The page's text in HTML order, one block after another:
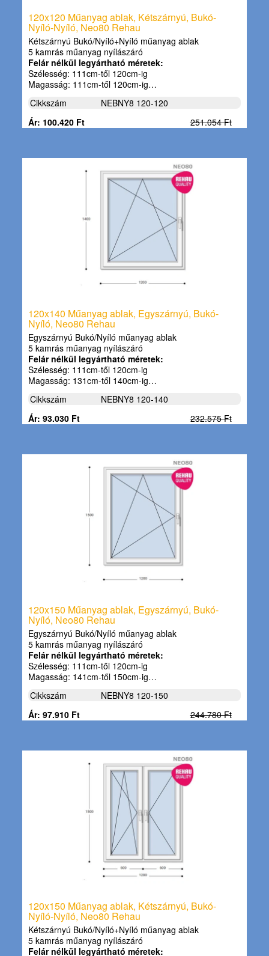
120x120 Műanyag ablak, Kétszárnyú, Bukó-
Nyíló-Nyíló, Neo80 Rehau
Kétszárnyú Bukó/Nyíló+Nyíló műanyag ablak
5 kamrás műanyag nyílászáró
Felár nélkül legyártható méretek:
Szélesség: 111cm-től 120cm-ig
Magasság: 111cm-től 120cm-ig…
Cikkszám
NEBNY8 120-120
Ár: 100.420 Ft
251.054 Ft
120x140 Műanyag ablak, Egyszárnyú, Bukó-
Nyíló, Neo80 Rehau
Egyszárnyú Bukó/Nyíló műanyag ablak
5 kamrás műanyag nyílászáró
Felár nélkül legyártható méretek:
Szélesség: 111cm-től 120cm-ig
Magasság: 131cm-től 140cm-ig…
Cikkszám
NEBNY8 120-140
Ár: 93.030 Ft
232.575 Ft
120x150 Műanyag ablak, Egyszárnyú, Bukó-
Nyíló, Neo80 Rehau
Egyszárnyú Bukó/Nyíló műanyag ablak
5 kamrás műanyag nyílászáró
Felár nélkül legyártható méretek:
Szélesség: 111cm-től 120cm-ig
Magasság: 141cm-től 150cm-ig…
Cikkszám
NEBNY8 120-150
Ár: 97.910 Ft
244.780 Ft
120x150 Műanyag ablak, Kétszárnyú, Bukó-
Nyíló-Nyíló, Neo80 Rehau
Kétszárnyú Bukó/Nyíló+Nyíló műanyag ablak
5 kamrás műanyag nyílászáró
Felár nélkül legyártható méretek: